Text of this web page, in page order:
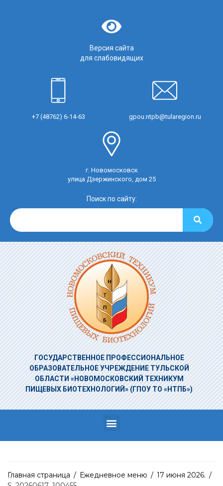
Версия сайта
для слабовидящих
+7 (48762) 6-14-63 gpou.ntpb@tularegion.ru
г. Новомосковск
улица Дзержинского, дом 25
Поиск по сайту:
ГОСУДАРСТВЕННОЕ ПРОФЕССИОНАЛЬНОЕ
ОБРАЗОВАТЕЛЬНОЕ УЧРЕЖДЕНИЕТУЛЬСКОЙ
ОБЛАСТИ «НОВОМОСКОВСКИЙ ТЕХНИКУМ
ПИЩЕВЫХ БИОТЕХНОЛОГИЙ» (ГПОУ ТО «НТПБ»)
Главная страница / Ежедневное меню / 17 июня 2026. /